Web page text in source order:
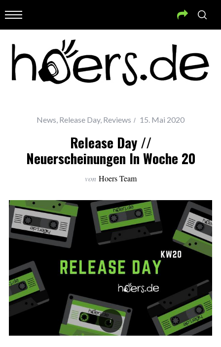
News, Release Day, Reviews 15. Mai 2020
Release Day //
Neuerscheinungen In Woche 20
von Hoers Team